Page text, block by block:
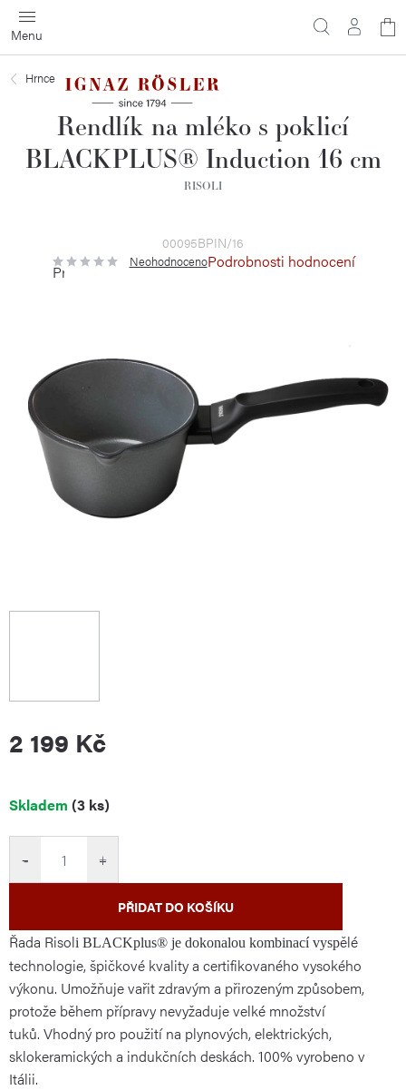
Přejít
na
obsah
Hrnce
Rendlík na mléko s poklicí
BLACKPLUS® Induction 16 cm
RISOLI
00095BPIN/16
Průměrné
hodnocení
NeohodnocenoPodrobnosti hodnocení
2 199 Kč
Měrná
Skladem (3 ks)
+
−
PŘIDAT DO KOŠÍKU
Řada Risoli BLACKplus® je dokonalou kombinací vyspělé
technologie, špičkové kvality a certifikovaného vysokého
výkonu. Umožňujevařit zdravým a přirozeným způsobem,
protože během přípravy nevyžaduje velké množství
tuků. Vhodný pro použití na plynových, elektrických,
sklokeramických a indukčních deskách. 100% vyrobeno v
Itálii.